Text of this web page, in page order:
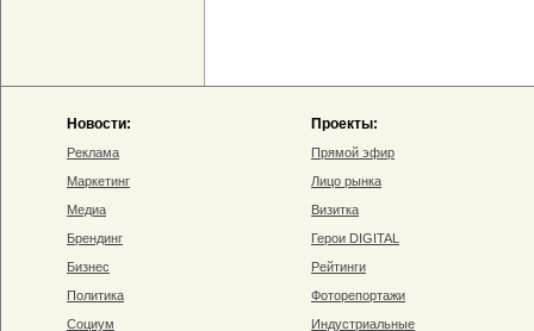
Новости:
Реклама
Маркетинг
Медиа
Брендинг
Бизнес
Политика
Социум
Проекты:
Прямой эфир
Лицо рынка
Визитка
Герои DIGITAL
Рейтинги
Фоторепортажи
Индустриальные